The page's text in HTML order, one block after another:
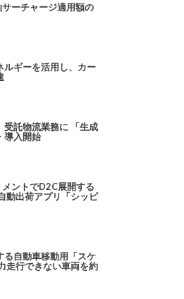
ーチャージ適用額の
ルギーを活用し、カー
受託物流業務に 「生成
導入開始
ントでD2C展開する
動出荷アプリ「シッピ
る自動車移動用「スケ
走行できない車両を約